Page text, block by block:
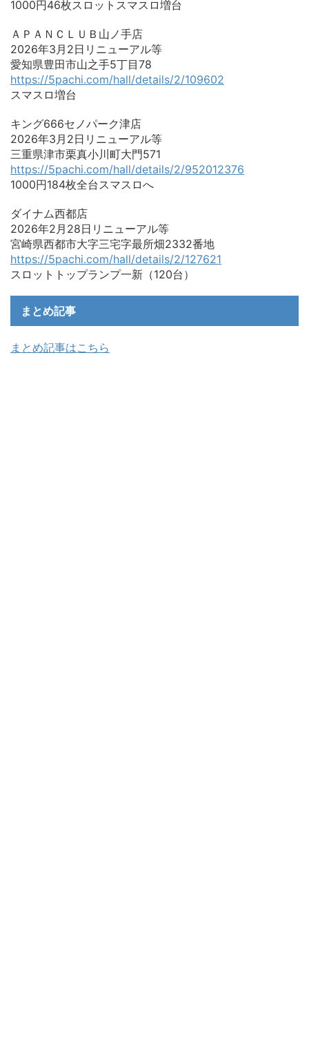
1000円46枚スロットスマスロ増台
ＡＰＡＮＣＬＵＢ山ノ手店
2026年3月2日リニューアル等
愛知県豊田市山之手5丁目78
https://5pachi.com/hall/details/2/109602
スマスロ増台
キング666セノパーク津店
2026年3月2日リニューアル等
三重県津市栗真小川町大門571
https://5pachi.com/hall/details/2/952012376
1000円184枚全台スマスロへ
ダイナム西都店
2026年2月28日リニューアル等
宮崎県西都市大字三宅字最所畑2332番地
https://5pachi.com/hall/details/2/127621
スロットトップランプ一新（120台）
まとめ記事
まとめ記事はこちら